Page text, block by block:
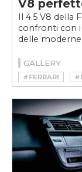
V8
Il 4.5 V8 della
confronti con i
delle
GALLERY
#FERRARI